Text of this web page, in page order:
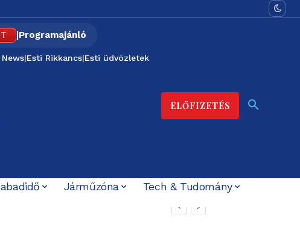
|Programajánló
|Esti Rikkancs|Esti üdvözletek
ELŐFIZETÉS
Járműzóna
Tech & Tudomány